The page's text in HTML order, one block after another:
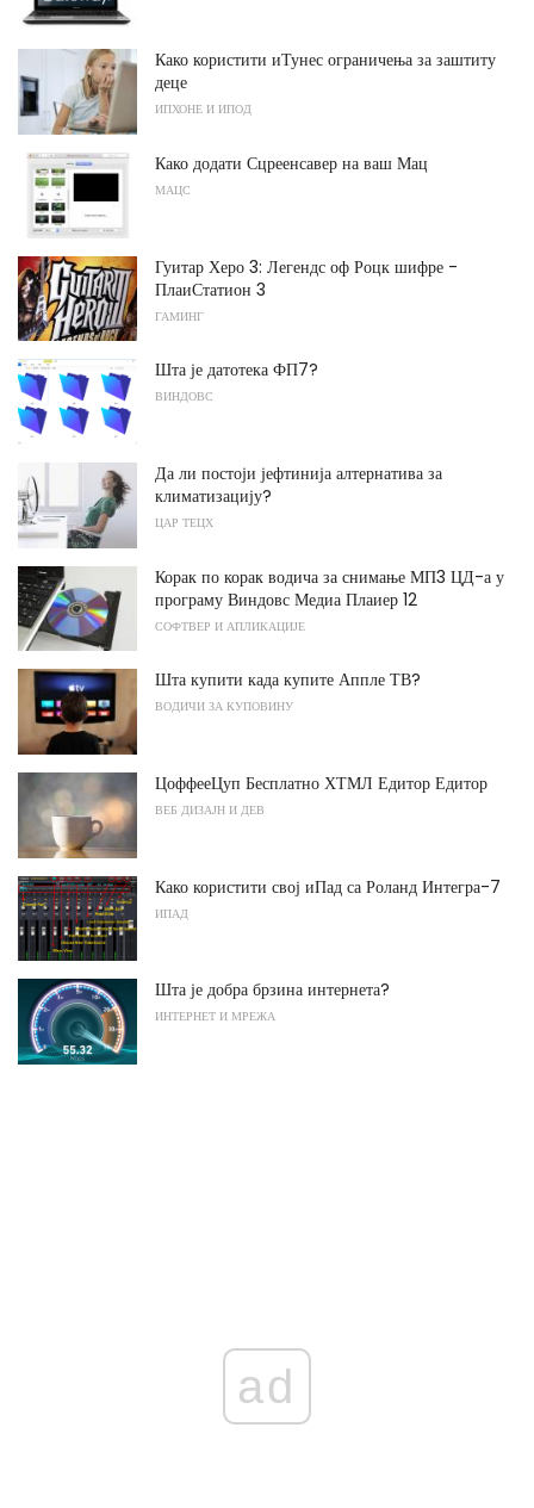
Како користити иТунес ограничења за заштиту
деце
ИПХОНЕ И ИПОД
Како додати Сцреенсавер на ваш Мац
МАЦС
Гуитар Херо 3: Легендс оф Роцк шифре -
ПлаиСтатион 3
ГАМИНГ
Шта је датотека ФП7?
ВИНДОВС
Да ли постоји јефтинија алтернатива за
климатизацију?
ЦАР ТЕЦХ
Корак по корак водича за снимање МП3 ЦД-а у
програму Виндовс Медиа Плаиер 12
СОФТВЕР И АПЛИКАЦИЈЕ
Шта купити када купите Аппле ТВ?
ВОДИЧИ ЗА КУПОВИНУ
ЦоффееЦуп Бесплатно ХТМЛ Едитор Едитор
ВЕБ ДИЗАЈН И ДЕВ
Како користити свој иПад са Роланд Интегра-7
ИПАД
Шта је добра брзина интернета?
ИНТЕРНЕТ И МРЕЖА
ad